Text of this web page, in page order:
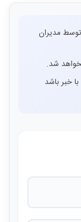
مدیران
شد.
خبر باشد